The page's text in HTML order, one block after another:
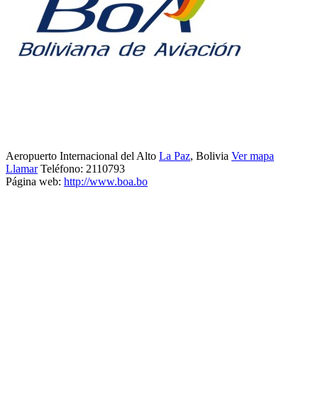
Aeropuerto Internacional del Alto La Paz, Bolivia Ver mapa
Llamar Teléfono: 2110793
Página web: http://www.boa.bo